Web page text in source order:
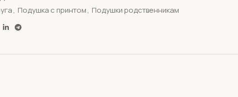
, Подушка с принтом, Подушки родственникам